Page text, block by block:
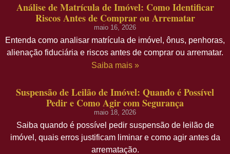
Análise de Matrícula de Imóvel: Como Identificar
Riscos Antes de Comprar ou Arrematar
maio 16, 2026
Entenda como analisar matrícula de imóvel, ônus, penhoras,
alienação fiduciária e riscos antes de comprar ou arrematar.
Saiba mais »
Suspensão de Leilão de Imóvel: Quando é Possível
Pedir e Como Agir com Segurança
maio 18, 2026
Saiba quando é possível pedir suspensão de leilão de
imóvel, quais erros justificam liminar e como agir antes da
arrematação.